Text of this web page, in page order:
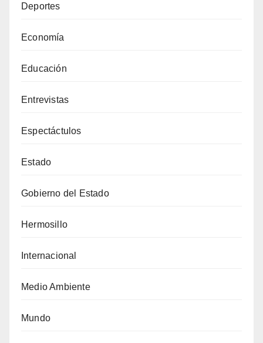
Deportes
Economía
Educación
Entrevistas
Espectáctulos
Estado
Gobierno del Estado
Hermosillo
Internacional
Medio Ambiente
Mundo